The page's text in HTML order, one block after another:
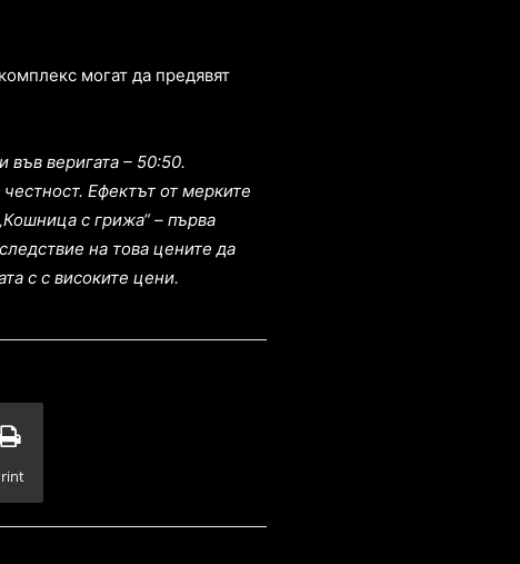
могат да предявят
във веригата – 50:50.
Ефектът от мерките
с грижа“ – първа
на това цените да
с с високите цени.